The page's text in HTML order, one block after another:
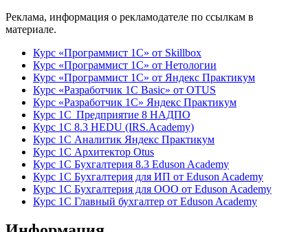
Реклама, информация о рекламодателе по ссылкам в
материале.
Курс «Программист 1С» от Skillbox
Курс «Программист 1С» от Нетологии
Курс «Программист 1С» от Яндекс Практикум
Курс «Разработчик 1С Basic» от OTUS
Курс «Разработчик 1С» Яндекс Практикум
Курс 1С Предприятие 8 НАДПО
Курс 1С 8.3 HEDU (IRS.Academy)
Курс 1С Аналитик Яндекс Практикум
Курс 1С Архитектор Otus
Курс 1С Бухгалтерия 8.3 Eduson Academy
Курс 1С Бухгалтерия для ИП от Eduson Academy
Курс 1С Бухгалтерия для ООО от Eduson Academy
Курс 1С Главный бухгалтер от Eduson Academy